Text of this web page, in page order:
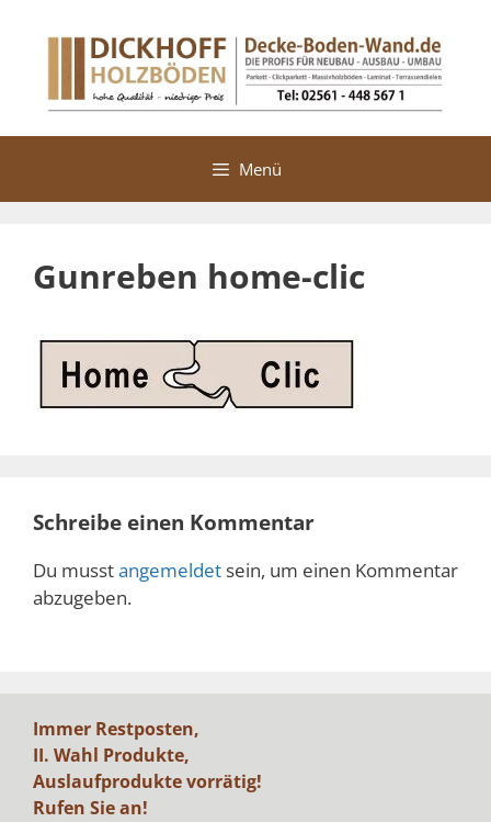
Menü
Gunreben home-clic
Schreibe einen Kommentar
Du musstangemeldet sein, um einen Kommentar
abzugeben.
Immer Restposten,
II. Wahl Produkte,
Auslaufprodukte vorrätig!
Rufen Sie an!